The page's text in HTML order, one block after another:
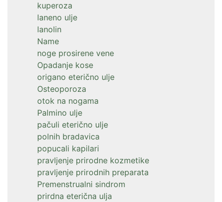
kuperoza
laneno ulje
lanolin
Name
noge prosirene vene
Opadanje kose
origano eterično ulje
Osteoporoza
otok na nogama
Palmino ulje
pačuli eterično ulje
polnih bradavica
popucali kapilari
pravljenje prirodne kozmetike
pravljenje prirodnih preparata
Premenstrualni sindrom
prirdna eterična ulja